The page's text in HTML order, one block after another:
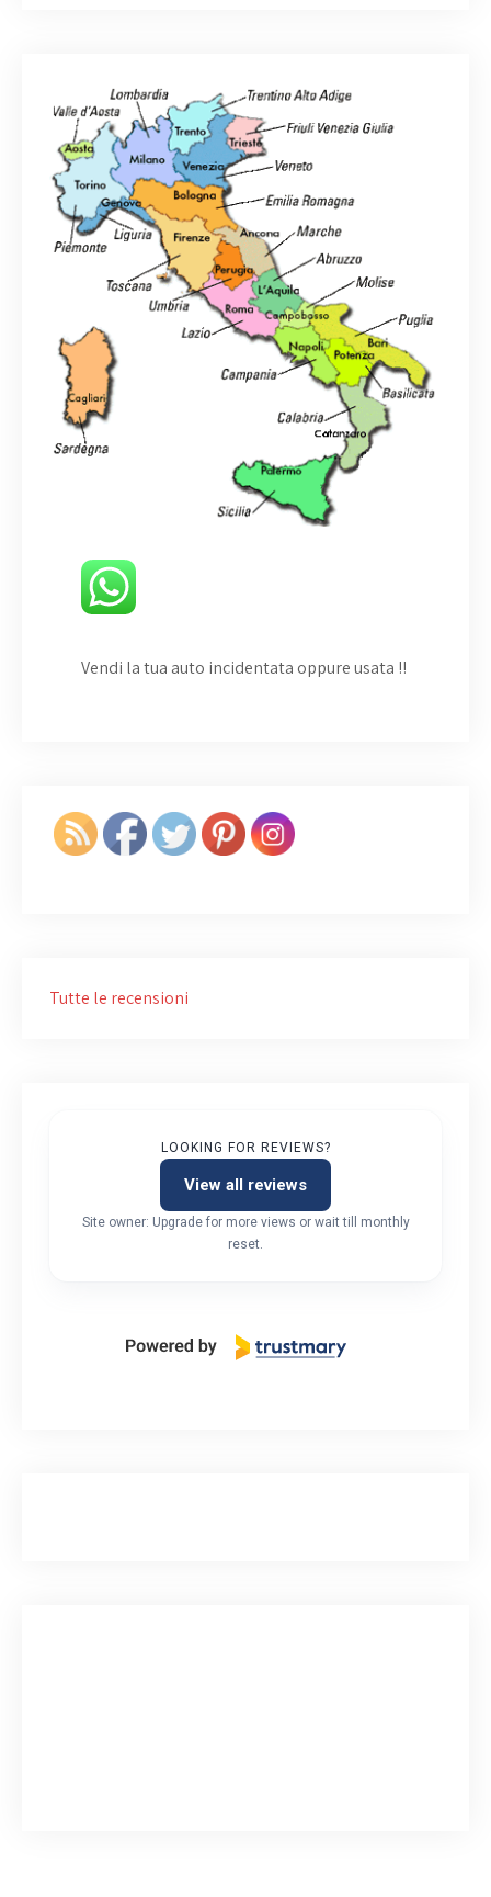
Vendi la tua auto incidentata oppure usata !!
Tutte le recensioni
LOOKING FOR REVIEWS?
View all reviews
Site owner: Upgrade for more views or wait till monthly
reset.